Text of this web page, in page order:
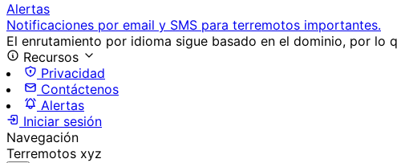
Alertas
Notificaciones por email y SMS para terremotos importantes.
El enrutamiento por idioma sigue basado en el dominio, por lo
Recursos
Privacidad
Contáctenos
Alertas
Iniciar sesión
Navegación
Terremotos xyz